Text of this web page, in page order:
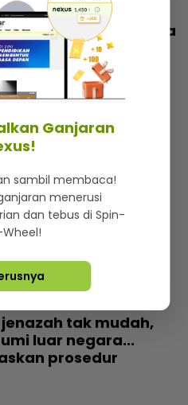
Yamal, pemuda
peluang... Banyak
bergambar
tak mudah,
luar negara...
prosedur
Ganjaran
sambil membaca!
menerusi
dan tebus di Spin-